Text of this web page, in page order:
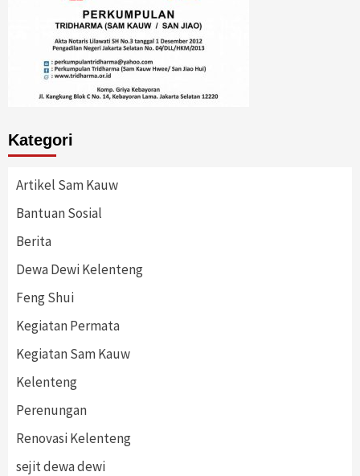
Kategori
Artikel Sam Kauw
Bantuan Sosial
Berita
Dewa Dewi Kelenteng
Feng Shui
Kegiatan Permata
Kegiatan Sam Kauw
Kelenteng
Perenungan
Renovasi Kelenteng
sejit dewa dewi